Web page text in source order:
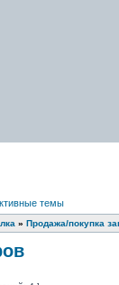
темы
» Продажа/покупка